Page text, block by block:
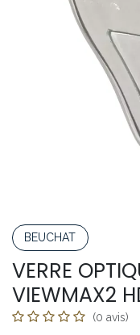
BEUCHAT
VERRE
VIEWMAX2
(0 avis)